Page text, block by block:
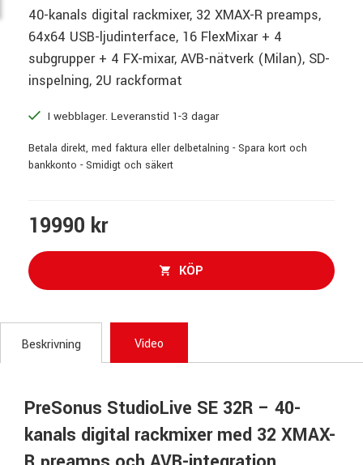
40-kanals digital rackmixer, 32 XMAX-R preamps,
64x64 USB-ljudinterface, 16 FlexMixar + 4
subgrupper + 4 FX-mixar, AVB-nätverk (Milan), SD-
inspelning, 2U rackformat
I webblager. Leveranstid 1-3 dagar
Betala direkt, med faktura eller delbetalning - Spara kort och
bankkonto - Smidigt och säkert
19990 kr
KÖP
Beskrivning Video
PreSonus StudioLive SE 32R – 40-
kanals digital rackmixer med 32 XMAX-